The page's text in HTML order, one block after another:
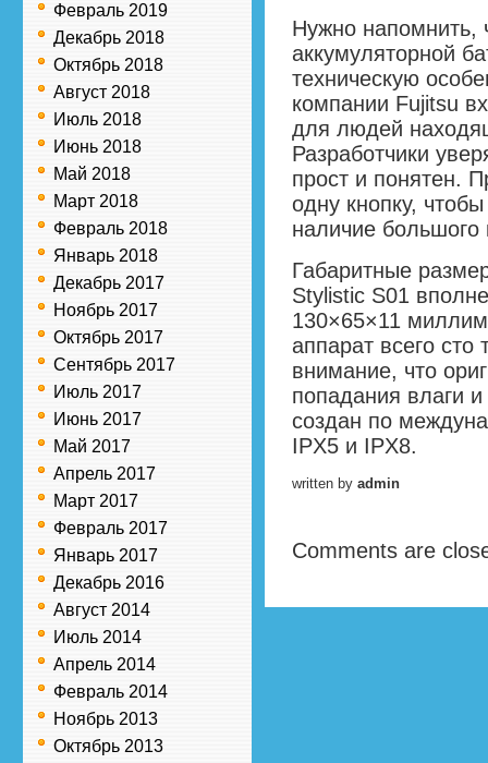
Февраль 2019
Декабрь 2018
Октябрь 2018
Август 2018
Июль 2018
Июнь 2018
Май 2018
Март 2018
Февраль 2018
Январь 2018
Декабрь 2017
Ноябрь 2017
Октябрь 2017
Сентябрь 2017
Июль 2017
Июнь 2017
Май 2017
Апрель 2017
Март 2017
Февраль 2017
Январь 2017
Декабрь 2016
Август 2014
Июль 2014
Апрель 2014
Февраль 2014
Ноябрь 2013
Октябрь 2013
Нужно напомнить,
аккумуляторной
техническую
компании Fujitsu
для людей
Разработчики
прост и понятен.
одну кнопку,
наличие большого
Габаритные
Stylistic S01
130×65×11
аппарат всего сто
внимание, что
попадания влаги
создан по
IPX5 и IPX8.
written by admin
Comments are